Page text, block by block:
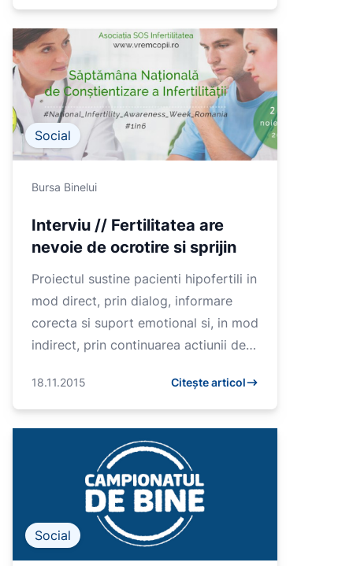
Social
Bursa Binelui
Interviu // Fertilitatea are
nevoie de ocrotire si sprijin
Proiectul sustine pacienti hipofertili in
mod direct, prin dialog, informare
corecta si suport emotional si, in mod
indirect, prin continuarea actiunii de
Sanatatii si alt...
18.11.2015 Citește articol
Social